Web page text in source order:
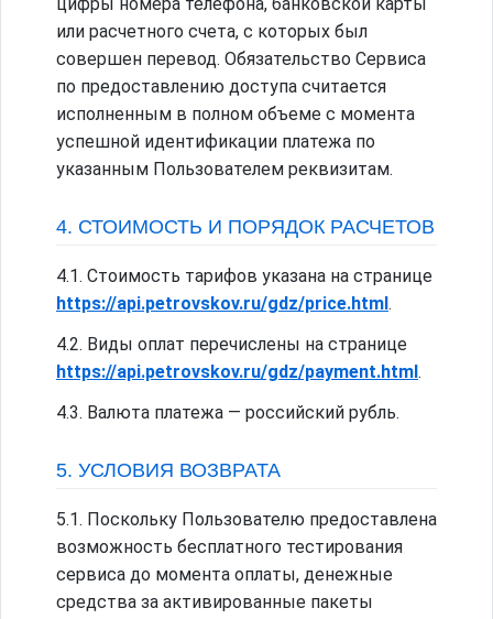
или расчетного счета, с которых был
совершен перевод. Обязательство Сервиса
по предоставлению доступа считается
исполненным в полном объеме с момента
успешной идентификации платежа по
указанным Пользователем реквизитам.
4. СТОИМОСТЬ И ПОРЯДОК РАСЧЕТОВ
4.1. Стоимость тарифов указана на странице
https://api.petrovskov.ru/gdz/price.html.
4.2. Виды оплат перечислены на странице
https://api.petrovskov.ru/gdz/payment.html.
4.3. Валюта платежа — российский рубль.
5. УСЛОВИЯ ВОЗВРАТА
5.1. Поскольку Пользователю предоставлена
возможность бесплатного тестирования
сервиса до момента оплаты, денежные
средства за активированные пакеты